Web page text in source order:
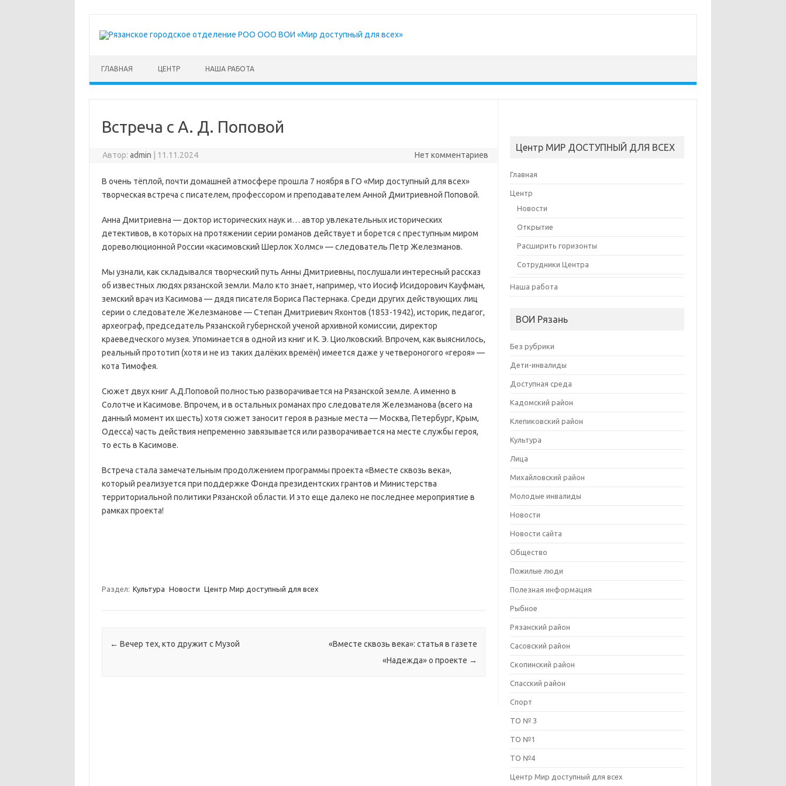
ГЛАВНАЯ ЦЕНТР НАША РАБОТА
Встреча с А. Д. Поповой
Автор:admin 11.11.2024 Нет комментариев
В очень тёплой, почти домашней атмосфере прошла 7 ноября в ГО «Мир доступный для всех»
творческая встреча с писателем, профессором и преподавателем Анной Дмитриевной Поповой.
Анна Дмитриевна — доктор исторических наук и… автор увлекательных исторических
детективов, в которых на протяжении серии романов действует и борется с преступным миром
дореволюционной России «касимовский Шерлок Холмс» — следователь Петр Железманов.
Мы узнали, как складывался творческий путь Анны Дмитриевны, послушали интересный рассказ
об известных людях рязанской земли. Мало кто знает, например, что Иосиф Исидорович Кауфман,
земский врач из Касимова — дядя писателя Бориса Пастернака. Среди других действующих лиц
серии о следователе Железманове — Степан Дмитриевич Яхонтов (1853-1942), историк, педагог,
археограф, председатель Рязанской губернской ученой архивной комиссии, директор
краеведческого музея. Упоминается в одной из книг и К. Э. Циолковский. Впрочем, как выяснилось,
реальный прототип (хотя и не из таких далёких времён) имеется даже у четвероногого «героя» —
кота Тимофея.
Сюжет двух книг А.Д.Поповой полностью разворачивается на Рязанской земле. А именно в
Солотче и Касимове. Впрочем, и в остальных романах про следователя Железманова (всего на
данный момент их шесть) хотя сюжет заносит героя в разные места — Москва, Петербург, Крым,
Одесса) часть действия непременно завязывается или разворачивается на месте службы героя,
то есть в Касимове.
Встреча стала замечательным продолжением программы проекта «Вместе сквозь века»,
который реализуется при поддержке Фонда президентских грантов и Министерства
территориальной политики Рязанской области. И это еще далеко не последнее мероприятие в
рамках проекта!
Раздел: Культура Новости Центр Мир доступный для всех
Навигация по записям
← Вечер тех, кто дружит с Музой
«Вместе сквозь века»: статья в газете
«Надежда» о проекте →
Центр МИР ДОСТУПНЫЙ ДЛЯ ВСЕХ
Главная
Центр
Новости
Открытие
Расширить горизонты
Сотрудники Центра
Наша работа
ВОИ Рязань
Без рубрики
Дети-инвалиды
Доступная среда
Кадомский район
Клепиковский район
Культура
Лица
Михайловский район
Молодые инвалиды
Новости
Новости сайта
Общество
Пожилые люди
Полезная информация
Рыбное
Рязанский район
Сасовский район
Скопинcкий район
Спасский район
Спорт
ТО № 3
ТО №1
ТО №4
Центр Мир доступный для всех